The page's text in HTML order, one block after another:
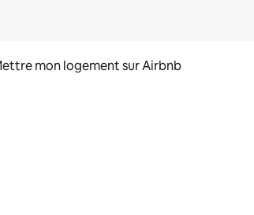
mon logement sur Airbnb